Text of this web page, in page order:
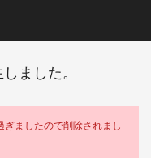
ました。
ましたので削除されまし